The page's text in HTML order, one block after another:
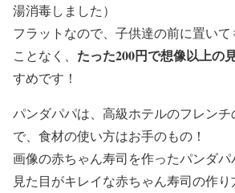
湯消毒しました）
フラットなので、子供達の前に置い
ことなく、 たった200円で想像以上の
すめです！
パンダパパは、高級ホテルのフレン
で、食材の使い方はお手のもの！
画像の赤ちゃん寿司を作ったパンダパ
見た目がキレイな赤ちゃん寿司の作